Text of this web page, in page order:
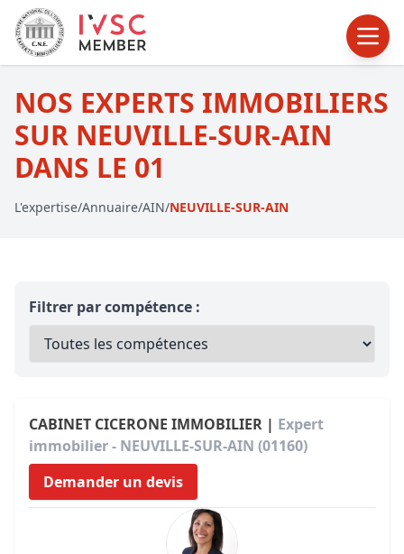
NOS EXPERTS IMMOBILIERS
SUR NEUVILLE-SUR-AIN
DANS LE 01
L'expertise/Annuaire/AIN/NEUVILLE-SUR-AIN
Filtrer par compétence :
CABINET CICERONE IMMOBILIER | Expert
immobilier - NEUVILLE-SUR-AIN (01160)
Demander un devis